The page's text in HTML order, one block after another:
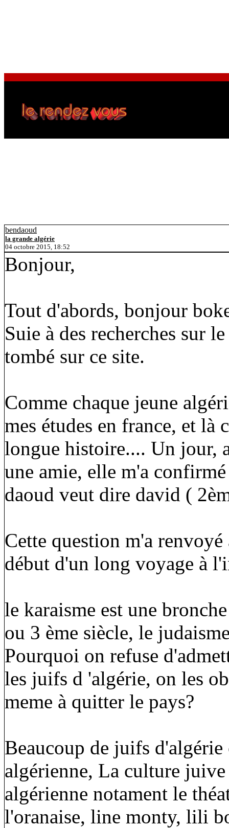
bendaoud
la grande algérie
04 octobre 2015, 18:52
Bonjour,
Tout d'abords, bonjour
Suie à des recherches sur
tombé sur ce site.
Comme chaque jeune
mes études en france, et là
longue histoire.... Un jour,
une amie, elle m'a
daoud veut dire david (
Cette question m'a
début d'un long voyage à
le karaisme est une
ou 3 ème siècle, le
Pourquoi on refuse
les juifs d 'algérie, on les
meme à quitter le pays?
Beaucoup de juifs
algérienne, La culture
algérienne notament le
l'oranaise, line monty, lili